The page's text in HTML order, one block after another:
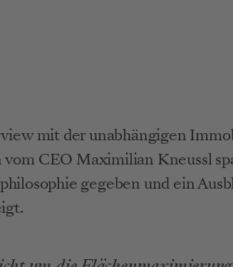
mit der unabhängigen
CEO Maximilian Kneussl
gegeben und ein